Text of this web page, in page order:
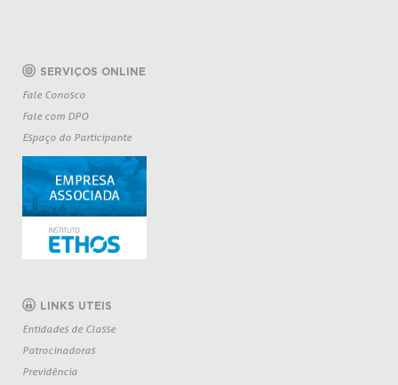
SERVIÇOS ONLINE
Fale Conosco
Fale com DPO
Espaço do Participante
LINKS UTEIS
Entidades de Classe
Patrocinadoras
Previdência